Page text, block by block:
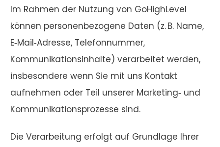
Im Rahmen der Nutzung von GoHighLevel
können personenbezogene Daten (z. B. Name,
E‑Mail‑Adresse, Telefonnummer,
Kommunikationsinhalte) verarbeitet werden,
insbesondere wenn Sie mit uns Kontakt
aufnehmen oder Teil unserer Marketing‑ und
Kommunikationsprozesse sind.
Die Verarbeitung erfolgt auf Grundlage Ihrer